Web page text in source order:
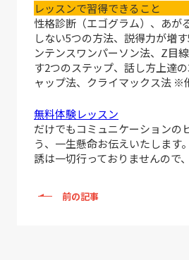
レッスンで習得できること
性格診断（エゴグラム）、あが
しない5つの方法、説得力が増
ンテンスワンパーソン法、Z目
す2つのステップ、話し方上達
ャップ法、クライマックス法 ※
無料体験レッスン
だけでもコミュニケーションの
う、一生懸命お伝えいたします
誘は一切行っておりませんので
前の記事